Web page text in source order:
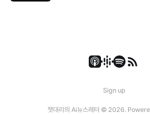
Sign up
챗대리의 Ai뉴스레터 © 2026.